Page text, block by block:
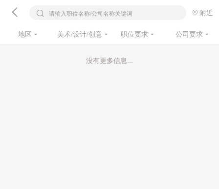
请输入职位名称/公司名称关键词 附近
地区 美术/设计/创意 职位要求 公司要求
没有更多信息...